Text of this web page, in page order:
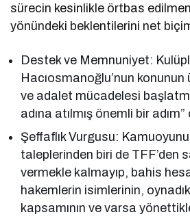
sürecin kesinlikle örtbas
yönündeki beklentilerini net
Destek ve Memnuniyet:
Hacıosmanoğlu’nun
ve adalet mücadelesi
adına atılmış önemli bir
Şeffaflık Vurgusu:
taleplerinden biri de TFF’den
vermekle kalmayıp, bahis
hakemlerin isimlerinin,
kapsamının ve varsa